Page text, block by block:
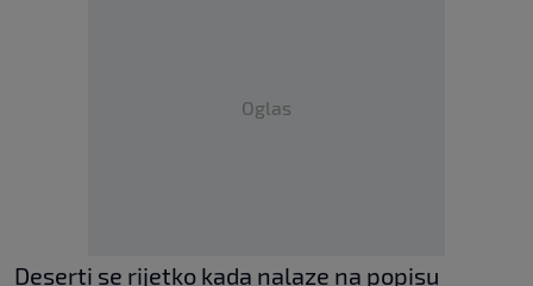
Oglas
Deserti se rijetko kada nalaze na popisu